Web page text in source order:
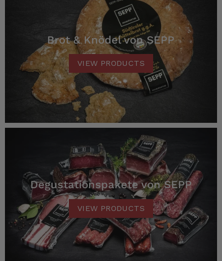
Brot & Knödel von SEPP
VIEW PRODUCTS
Degustationspakete von SEPP
VIEW PRODUCTS